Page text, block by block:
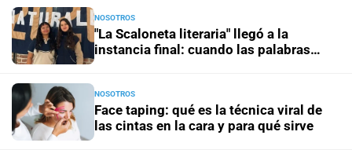
El diario cumple 108 años
10 hechos que marcaron la
historia de Santa Fe, vistos desde la óptica de El Litoral
Trabajo, fe y esperanza
La celebración del 7 de agosto que vuelve a reunir a miles
de fieles
NOSOTROS
"La Scaloneta literaria" llegó a la
instancia final: cuando las palabras
NOSOTROS
Face taping: qué es la técnica viral de
las cintas en la cara y para qué sirve